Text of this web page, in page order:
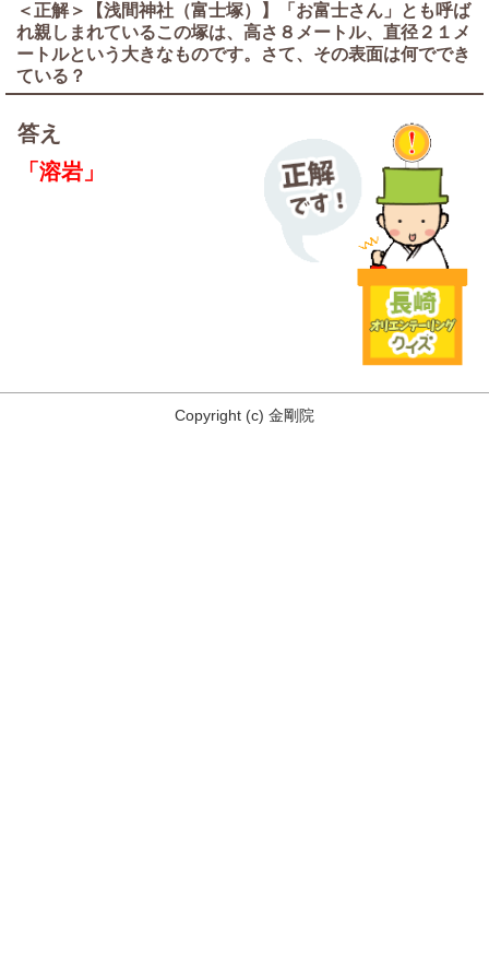
＜正解＞【浅間神社（富士塚）】「お富士さん」とも呼ば
れ親しまれているこの塚は、高さ８メートル、直径２１メ
ートルという大きなものです。さて、その表面は何ででき
ている？
答え
「溶岩」
Copyright (c) 金剛院